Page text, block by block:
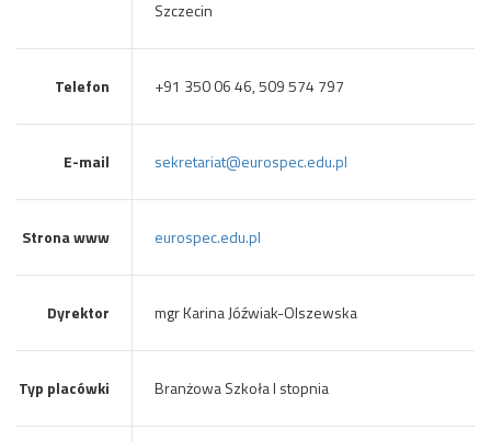
Szczecin
Telefon +91 350 06 46, 509 574 797
E-mail sekretariat@eurospec.edu.pl
Strona www eurospec.edu.pl
Dyrektor mgr Karina Jóźwiak-Olszewska
Typ placówki Branżowa Szkoła I stopnia